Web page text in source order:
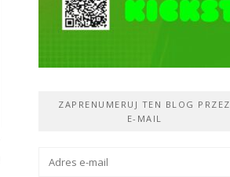
ZAPRENUMERUJ TEN BLOG PRZEZ
E-MAIL
Adres